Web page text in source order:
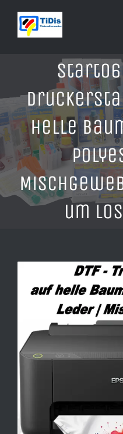
Inhalt
helle
um
grösseres